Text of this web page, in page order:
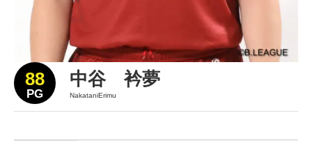
88
PG
中谷 衿夢
NakataniErimu